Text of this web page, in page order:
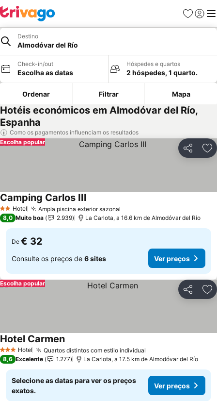
Favoritos
Iniciar
Destino
Almodóvar del Río
Check-in/out
Escolha as datas
Hóspedes e quartos
2 hóspedes, 1 quarto.
Ordenar Filtrar Mapa
Hotéis económicos em Almodóvar del Río,
Espanha
Como os pagamentos influenciam os resultados
Partilhar
Escolha popular
2 Estrelas
Hotel Ampla piscina exterior sazonal
Camping Carlos III
8,0 Muito boa 2.939 La Carlota, a 16.6 km de Almodóvar del Río
De € 32
Consulte os preços de 6 sites Ver preços
Partilhar
Escolha popular
3 EstrelasHotel Quartos distintos com estilo individual
Hotel CarmenVer preços
8,6 Excelente 1.277 La Carlota, a 17.5 km de Almodóvar del Río
Selecione as datas para ver os preços
exatos.
Ver preços